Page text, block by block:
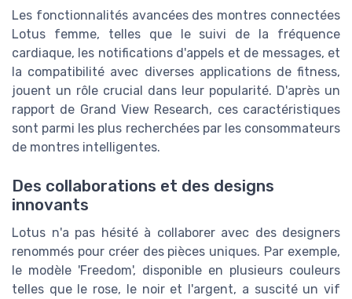
Les fonctionnalités avancées des montres connectées
Lotus femme, telles que le suivi de la fréquence
cardiaque, les notifications d'appels et de messages, et
la compatibilité avec diverses applications de fitness,
jouent un rôle crucial dans leur popularité. D'après un
rapport de Grand View Research, ces caractéristiques
sont parmi les plus recherchées par les consommateurs
de montres intelligentes.
Des collaborations et des designs
innovants
Lotus n'a pas hésité à collaborer avec des designers
renommés pour créer des pièces uniques. Par exemple,
le modèle 'Freedom', disponible en plusieurs couleurs
telles que le rose, le noir et l'argent, a suscité un vif